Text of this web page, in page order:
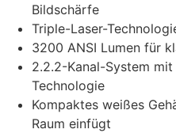
Bildschärfe
Triple-Laser-
3200 ANSI Lumen für
2.2.2-Kanal-System
Technologie
Kompaktes weißes
Raum einfügt